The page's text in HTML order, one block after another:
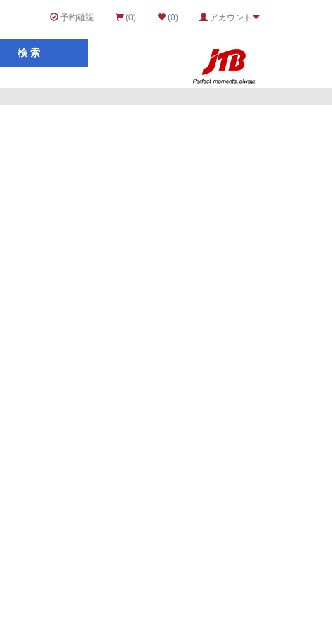
予約確認 (0) (0) アカウント